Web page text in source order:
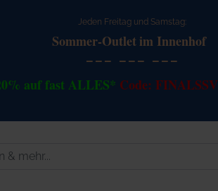
Jeden Freitag und Samstag:
Sommer-Outletim Innenhof
--- --- ---
auf fast ALLES* Code: FINALSSV